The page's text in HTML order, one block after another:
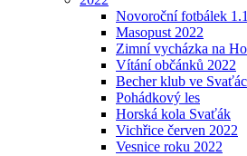
Novoroční fotbálek
Masopust 2022
Zimní vycházka na
Vítání občánků 2022
Becher klub ve
Pohádkový les
Horská kola Svaťák
Vichřice červen 2022
Vesnice roku 2022